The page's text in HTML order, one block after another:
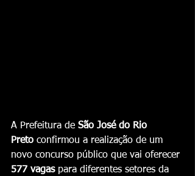
A Prefeitura de São José do Rio
Preto confirmou a realização de um
novo concurso público que vai oferecer
577 vagas para diferentes setores da